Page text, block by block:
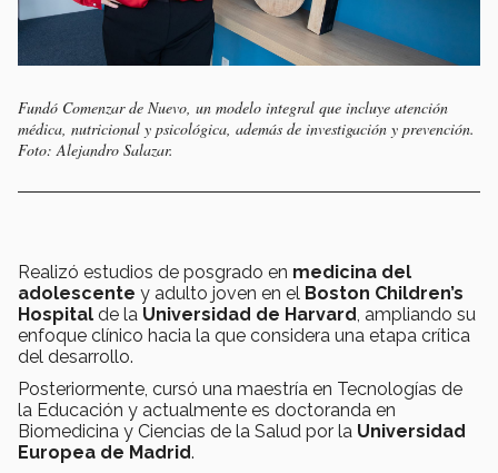
Fundó Comenzar de Nuevo, un modelo integral que incluye atención
médica, nutricional y psicológica, además de investigación y prevención.
Foto: Alejandro Salazar.
Realizó estudios de posgrado en medicina del
adolescente y adulto joven en el Boston Children’s
Hospital de la Universidad de Harvard, ampliando su
enfoque clínico hacia la que considera una etapa crítica
del desarrollo.
Posteriormente, cursó una maestría en Tecnologías de
la Educación y actualmente es doctoranda en
Biomedicina y Ciencias de la Salud por la Universidad
Europea de Madrid.